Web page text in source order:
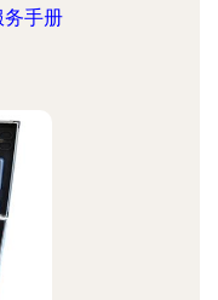
务手册